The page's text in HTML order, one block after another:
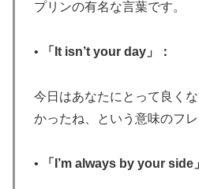
プリンの有名な言葉です。
• 「It isn’t your day」：
今日はあなたにとって良く
かったね、という意味のフレ
• 「I’m always by your side